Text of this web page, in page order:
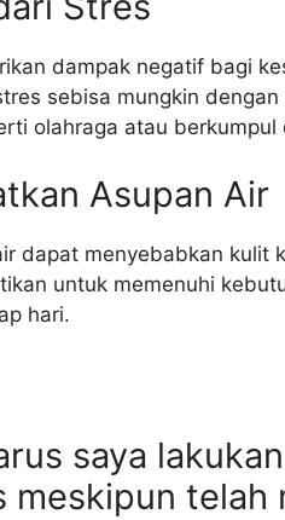
dampak negatif bagi
sebisa mungkin
olahraga atau
Asupan Air
dapat menyebabkan kulit
untuk memenuhi
hari.
saya
meskipun telah